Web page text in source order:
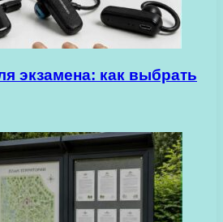
экзамена: как выбрать